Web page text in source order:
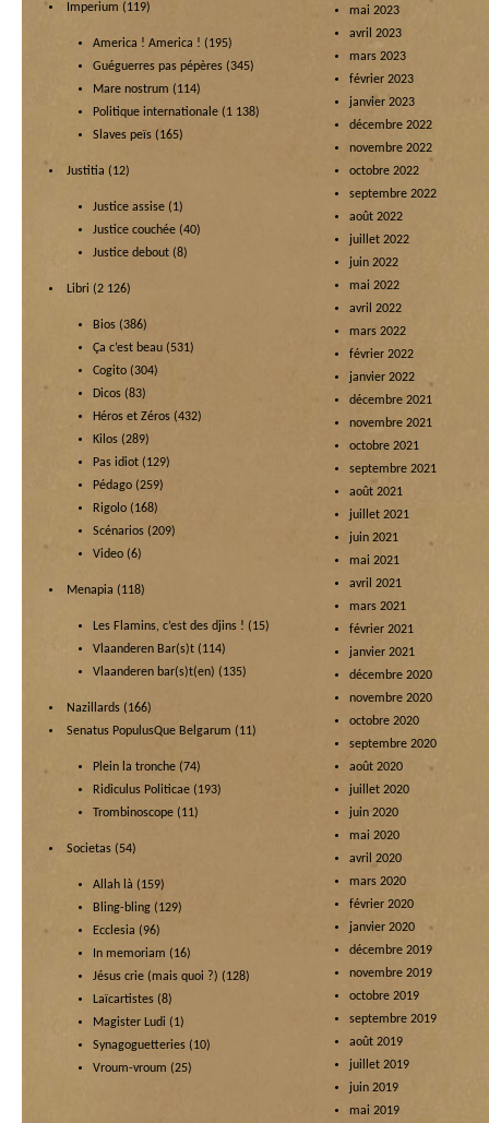
Imperium (119)
America ! America ! (195)
Guéguerres pas pépères (345)
Mare nostrum (114)
Politique internationale (1 138)
Slaves peïs (165)
Justitia (12)
Justice assise (1)
Justice couchée (40)
Justice debout (8)
Libri (2 126)
Bios (386)
Ça c’est beau (531)
Cogito (304)
Dicos (83)
Héros et Zéros (432)
Kilos (289)
Pas idiot (129)
Pédago (259)
Rigolo (168)
Scénarios (209)
Video (6)
Menapia (118)
Les Flamins, c’est des djins ! (15)
Vlaanderen Bar(s)t (114)
Vlaanderen bar(s)t(en) (135)
Nazillards (166)
Senatus PopulusQue Belgarum (11)
Plein la tronche (74)
Ridiculus Politicae (193)
Trombinoscope (11)
Societas (54)
Allah là (159)
Bling-bling (129)
Ecclesia (96)
In memoriam (16)
Jésus crie (mais quoi ?) (128)
Laïcartistes (8)
Magister Ludi (1)
Synagoguetteries (10)
Vroum-vroum (25)
mai 2023
avril 2023
mars 2023
février 2023
janvier 2023
décembre 2022
novembre 2022
octobre 2022
septembre 2022
août 2022
juillet 2022
juin 2022
mai 2022
avril 2022
mars 2022
février 2022
janvier 2022
décembre 2021
novembre 2021
octobre 2021
septembre 2021
août 2021
juillet 2021
juin 2021
mai 2021
avril 2021
mars 2021
février 2021
janvier 2021
décembre 2020
novembre 2020
octobre 2020
septembre 2020
août 2020
juillet 2020
juin 2020
mai 2020
avril 2020
mars 2020
février 2020
janvier 2020
décembre 2019
novembre 2019
octobre 2019
septembre 2019
août 2019
juillet 2019
juin 2019
mai 2019